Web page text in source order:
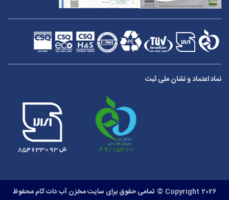
نماد اعتماد و نشان ملی ثبت
Copyright 2026 ©
تمامی حقوق برای سایت مخزن آب دات کام محفوظ